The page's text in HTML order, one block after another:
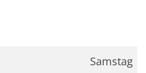
Samstag